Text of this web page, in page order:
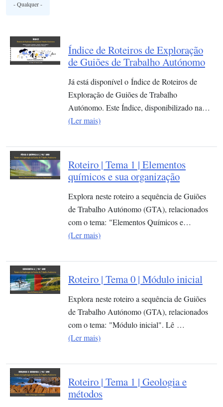
Índice de Roteiros de Exploração
de Guiões de Trabalho Autónomo
Já está disponível o Índice de Roteiros de
Exploração de Guiões de Trabalho
Autónomo. Este Índice, disponibilizado na…
(Ler mais)
Roteiro | Tema 1 | Elementos
químicos e sua organização​
Explora neste roteiro a sequência de Guiões
de Trabalho Autónomo (GTA), relacionados
com o tema: "Elementos Químicos e…
(Ler mais)
Roteiro | Tema 0 | Módulo inicial
Explora neste roteiro a sequência de Guiões
de Trabalho Autónomo (GTA), relacionados
com o tema: "Módulo inicial". Lê …
(Ler mais)
Roteiro | Tema 1 | Geologia e
métodos